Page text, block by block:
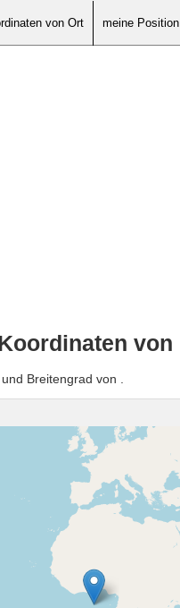
von Ort meine Position
von
Breitengrad von .